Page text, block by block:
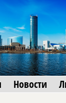
Новости